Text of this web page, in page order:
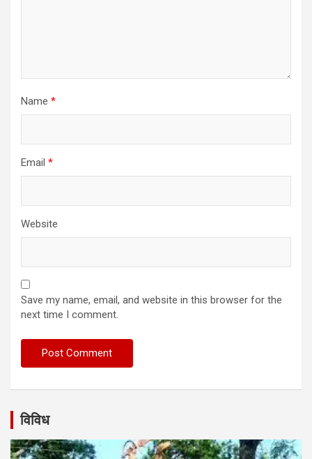
Name *
Email *
Website
Save my name, email, and website in this browser for the
next time I comment.
विविध